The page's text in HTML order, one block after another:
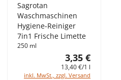
Sagrotan
Waschmaschinen
Hygiene-Reiniger
7in1 Frische Limette
250 ml
3,35 €
13,40 €/1 l
inkl. MwSt., zzgl. Versand